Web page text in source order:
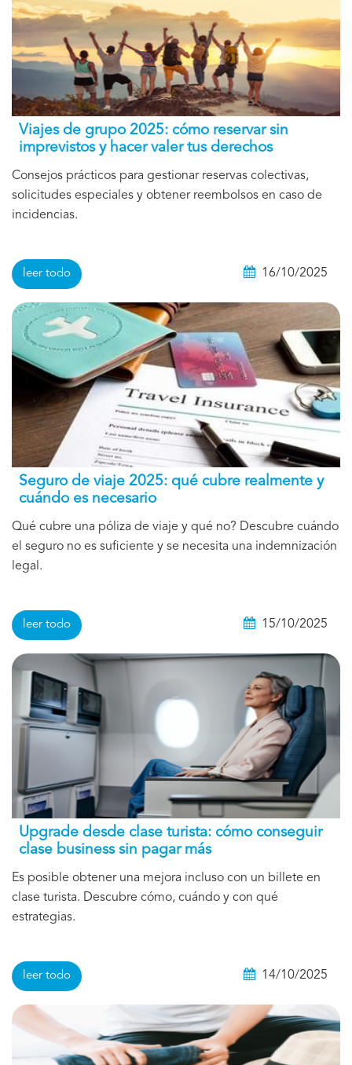
Viajes de grupo 2025: cómo reservar sin
imprevistos y hacer valer tus derechos
Consejos prácticos para gestionar reservas colectivas,
solicitudes especiales y obtener reembolsos en caso de
incidencias.
leer todo 16/10/2025
Seguro de viaje 2025: qué cubre realmente y
cuándo es necesario
Qué cubre una póliza de viaje y qué no? Descubre cuándo
el seguro no es suficiente y se necesita una indemnización
legal.
leer todo 15/10/2025
Upgrade desde clase turista: cómo conseguir
clase business sin pagar más
Es posible obtener una mejora incluso con un billete en
clase turista. Descubre cómo, cuándo y con qué
estrategias.
leer todo 14/10/2025